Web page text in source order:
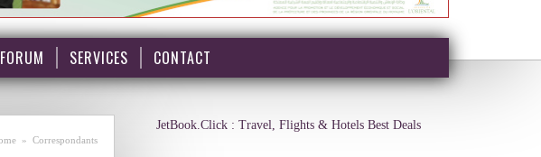
FORUM SERVICES CONTACT
» Correspondants
JetBook.Click : Travel, Flights & Hotels Best Deals